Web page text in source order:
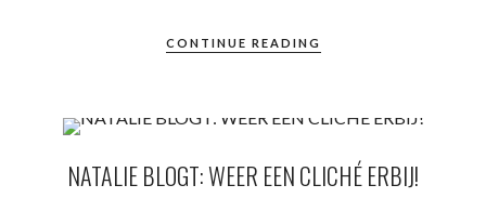
CONTINUE READING
NATALIE BLOGT: WEER EEN CLICHÉ ERBIJ!